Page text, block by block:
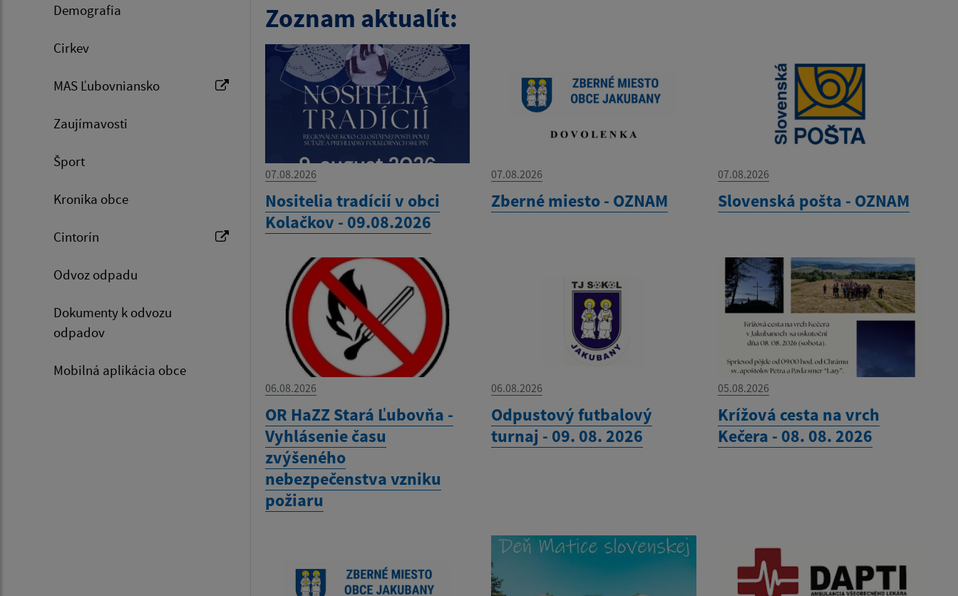
Demografia
Cirkev
MAS Ľubovniansko
Zaujímavosti
Šport
Kronika obce
Cintorín
Odvoz odpadu
Dokumenty k odvozu
odpadov
Mobilná aplikácia obce
Zoznam aktualít:
07.08.2026
Nositelia tradícií v obci
Kolačkov - 09.08.2026
07.08.2026
Zberné miesto - OZNAM
07.08.2026
Slovenská pošta - OZNAM
06.08.2026
OR HaZZ Stará Ľubovňa -
Vyhlásenie času
zvýšeného
nebezpečenstva vzniku
požiaru
06.08.2026
Odpustový futbalový
turnaj - 09. 08. 2026
05.08.2026
Krížová cesta na vrch
Kečera - 08. 08. 2026